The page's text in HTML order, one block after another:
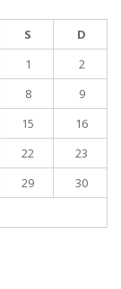
S
D
1
2
8
9
15
16
22
23
29
30